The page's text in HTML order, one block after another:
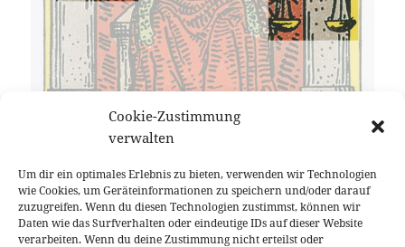
Cookie-Zustimmung
verwalten
Um dir ein optimales Erlebnis zu bieten, verwenden wir Technologien
wie Cookies, um Geräteinformationen zu speichern und/oder darauf
zuzugreifen. Wenn du diesen Technologien zustimmst, können wir
Daten wie das Surfverhalten oder eindeutige IDs auf dieser Website
verarbeiten. Wenn du deine Zustimmung nicht erteilst oder